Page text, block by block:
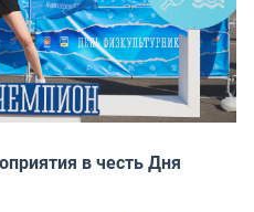
в честь Дня